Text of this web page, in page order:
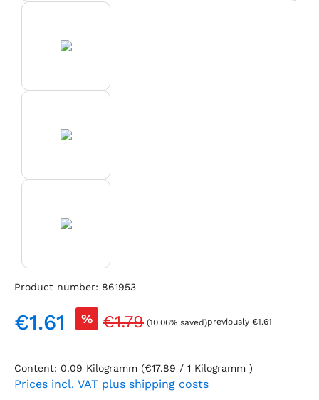
Product number: 861953
Sale price:
€1.61 % Regular price:
€1.79 (10.06% saved)previously €1.61
Content: 0.09 Kilogramm (€17.89 / 1 Kilogramm )
Prices incl. VAT plus shipping costs